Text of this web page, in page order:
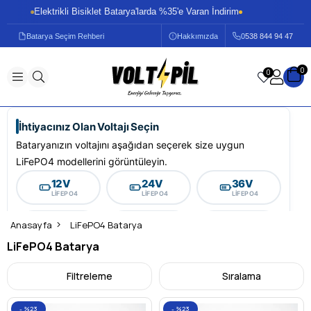
Elektrikli Bisiklet Batarya'larda %35'e Varan İndirim
Batarya Seçim Rehberi Hakkımızda 0538 844 94 47
0 0
İhtiyacınız Olan Voltajı Seçin
Bataryanızın voltajını aşağıdan seçerek size uygun
LiFePO4 modellerini görüntüleyin.
12V
LIFEPO4
24V
LIFEPO4
36V
LIFEPO4
48V 60V
LiFePO4 Batarya
LiFePO4 batarya, lityum demir fosfat teknolojisiyle enerji
Anasayfa LiFePO4 Batarya
LiFePO4 Batarya
Filtreleme Sıralama
%23 %23